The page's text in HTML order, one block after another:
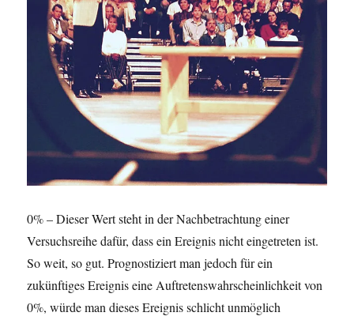
0% – Dieser Wert steht in der Nachbetrachtung einer
Versuchsreihe dafür, dass ein Ereignis nicht eingetreten ist.
So weit, so gut. Prognostiziert man jedoch für ein
zukünftiges Ereignis eine Auftretenswahrscheinlichkeit von
0%, würde man dieses Ereignis schlicht unmöglich